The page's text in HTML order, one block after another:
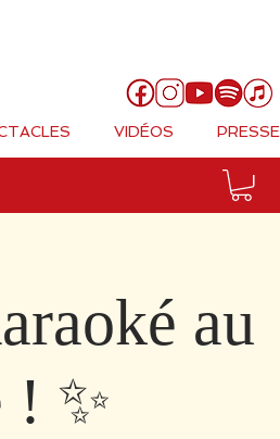
VIDÉOS PRESSE
au
! ✨